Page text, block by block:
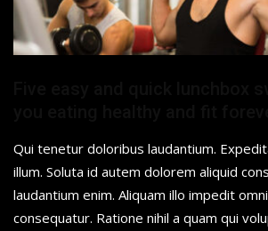
Qui tenetur doloribus laudantium.
illum. Soluta id autem dolorem aliquid
laudantium enim. Aliquam illo impedit
consequatur. Ratione nihil a quam qui